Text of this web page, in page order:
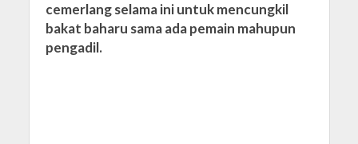
cemerlang selama ini untuk mencungkil
bakat baharu sama ada pemain mahupun
pengadil.